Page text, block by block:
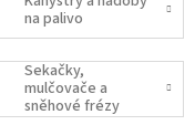
na palivo
Sekačky,
mulčovače a
sněhové frézy